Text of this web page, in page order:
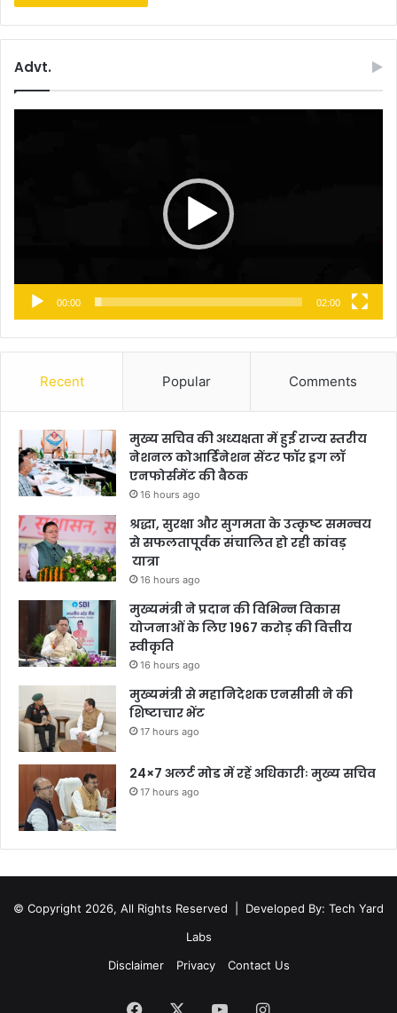
Advt.
00:00 02:00
Recent Popular Comments
मुख्य सचिव की अध्यक्षता में हुई राज्य स्तरीय
नेशनल कोआर्डिनेशन सेंटर फॉर ड्रग लॉ
एनफोर्समेंट की बैठक
16 hours ago
श्रद्धा, सुरक्षा और सुगमता के उत्कृष्ट समन्वय
से सफलतापूर्वक संचालित हो रही कांवड़
यात्रा
16 hours ago
मुख्यमंत्री ने प्रदान की विभिन्न विकास
योजनाओं के लिए 1967 करोड़ की वित्तीय
स्वीकृति
16 hours ago
मुख्यमंत्री से महानिदेशक एनसीसी ने की
शिष्टाचार भेंट
17 hours ago
24×7 अलर्ट मोड में रहें अधिकारीः मुख्य सचिव
17 hours ago
© Copyright 2026, All Rights Reserved | Developed By: Tech Yard
Labs
Disclaimer
Privacy Contact Us
Facebook YouTubeInstagram